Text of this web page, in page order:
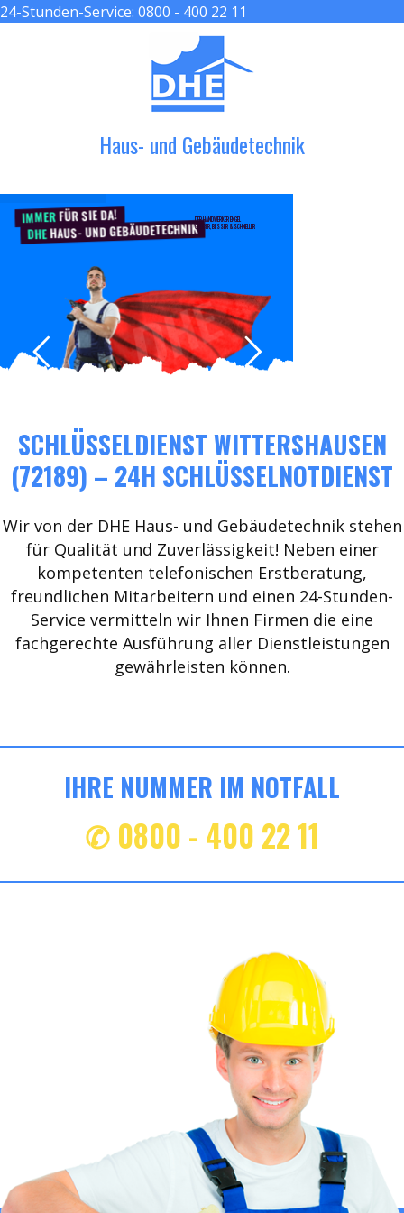
24-Stunden-Service: 0800 - 400 22 11
Haus- und Gebäudetechnik
IMMERFÜR SIE DA!
DHEHAUS- UND GEBÄUDETECHNIK
DER HANDWERKER ENGEL
GRÖßER, BESSER & SCHNELLER
SCHLÜSSELDIENST WITTERSHAUSEN
(72189) – 24H SCHLÜSSELNOTDIENST
Wir von der DHE Haus- und Gebäudetechnik stehen
für Qualität und Zuverlässigkeit! Neben einer
kompetenten telefonischen Erstberatung,
freundlichen Mitarbeitern und einen 24-Stunden-
Service vermitteln wir Ihnen Firmen die eine
fachgerechte Ausführung aller Dienstleistungen
gewährleisten können.
IHRE NUMMER IM NOTFALL
✆ 0800 - 400 22 11